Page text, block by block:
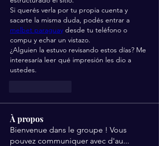
Si querés verla por tu propia cuenta y
melbet paraguay desde tu teléfono o
compu y echar un vistazo.
¿Alguien la estuvo revisando estos días? Me
interesaría leer qué impresión les dio a
ustedes.
À propos
Bienvenue dans le groupe ! Vous
pouvez communiquer avec d'au...